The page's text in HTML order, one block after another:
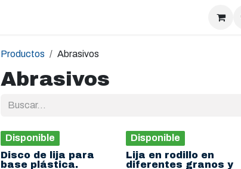
Productos Abrasivos
Abrasivos
Disponible
Disco de lija para
base plástica.
Disponible
Lija en rodillo en
diferentes granos y